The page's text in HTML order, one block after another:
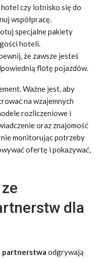
czy lotnisko się do
współpracę.
specjalne pakiety
hoteli.
że zawsze jesteś
flotę pojazdów.
Ważne jest, aby
na wzajemnych
rozliczeniowe i
oraz znajomość
monitorując potrzeby
ofertę i pokazywać,
dla
odgrywają